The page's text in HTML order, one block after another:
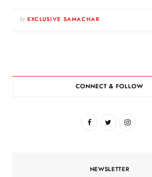
By EXCLUSIVE SAMACHAR
CONNECT & FOLLOW
F
e
t
I
NEWSLETTER